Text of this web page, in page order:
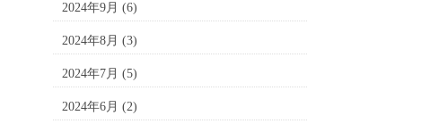
2024年9月 (6)
2024年8月 (3)
2024年7月 (5)
2024年6月 (2)